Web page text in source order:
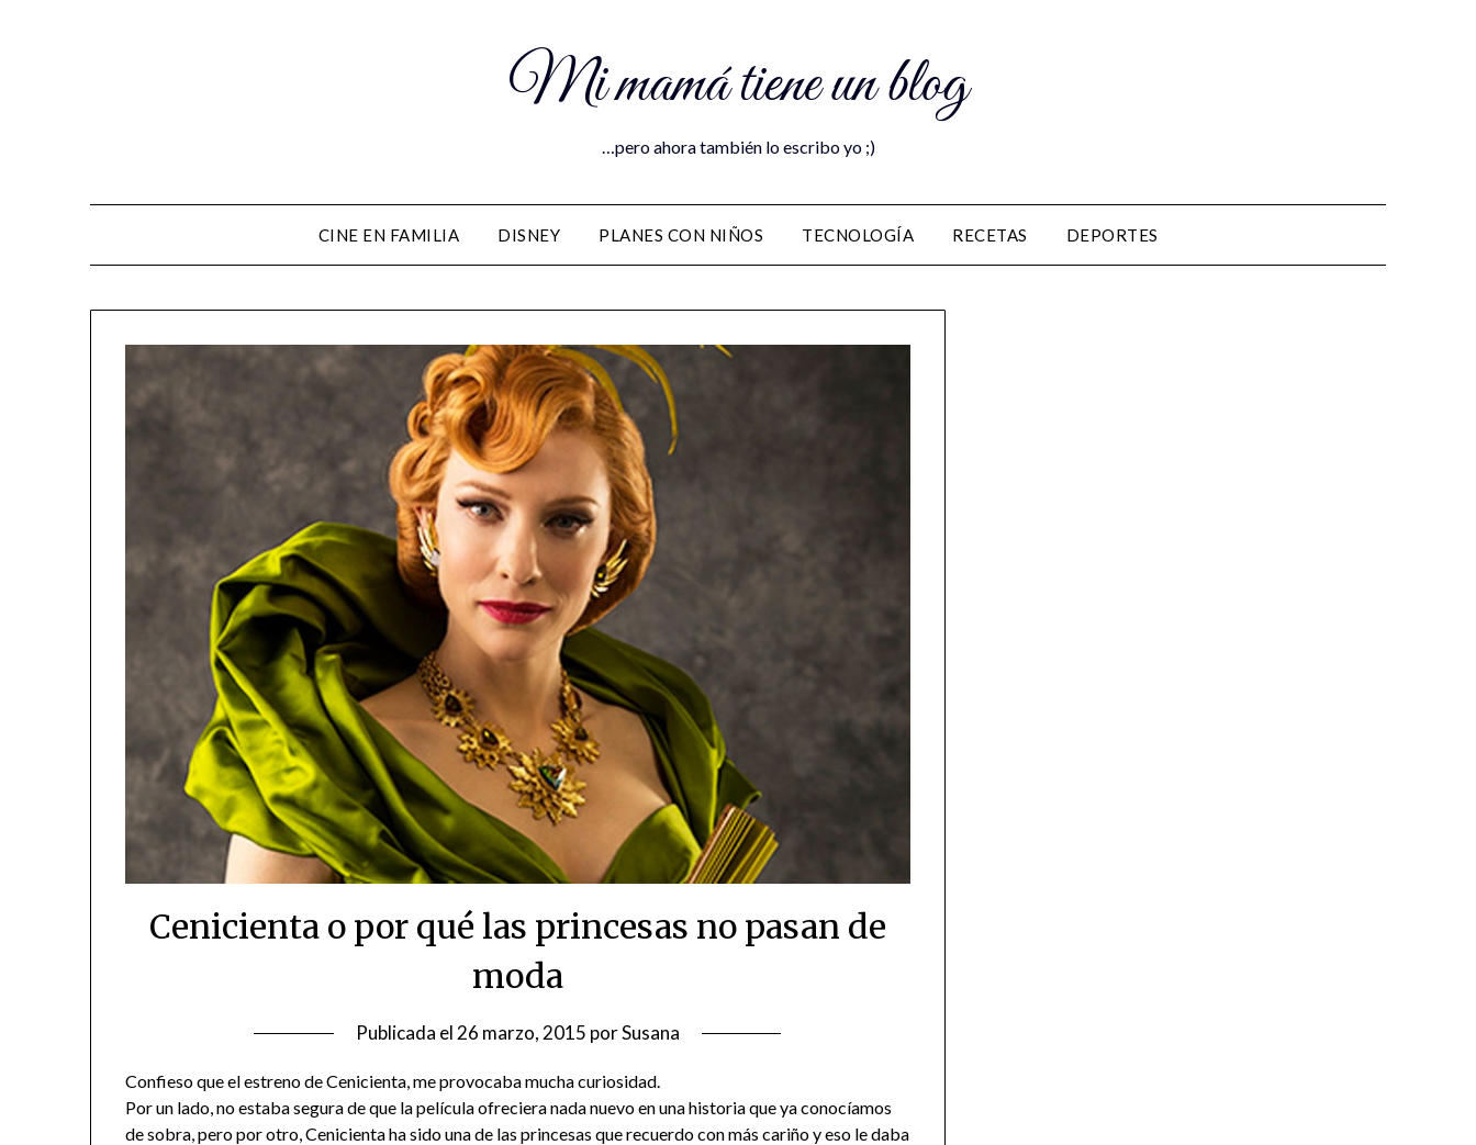
Mi mamá tiene un blog
…pero ahora también lo escribo yo ;)
CINE EN FAMILIA DISNEY PLANES CON NIÑOS TECNOLOGÍA RECETAS DEPORTES
Cenicienta o por qué las princesas no pasan de
moda
Publicada el 26 marzo, 2015 porSusana
Confieso que el estreno de Cenicienta, me provocaba mucha curiosidad.
Por un lado, no estaba segura de que la película ofreciera nada nuevo en una historia que ya conocíamos
de sobra, pero por otro, Cenicienta ha sido una de las princesas que recuerdo con más cariño y eso le daba